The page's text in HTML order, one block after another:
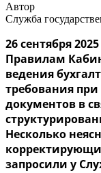
Автор
Служба
26 сентября
Правилам
ведения
требования
документов в
Несколько
запросили у